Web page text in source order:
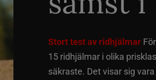
Stort test av ridhjälmar
15 ridhjälmar i olika
säkraste. Det visar sig